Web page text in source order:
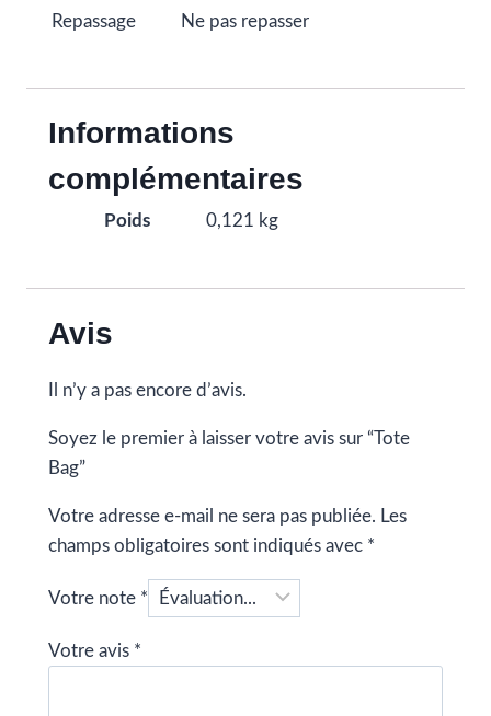
Repassage Ne pas repasser
Informations
complémentaires
Poids 0,121 kg
Avis
Il n’y a pas encore d’avis.
Soyez le premier à laisser votre avis sur “Tote
Bag”
Votre adresse e-mail ne sera pas publiée. Les
champs obligatoires sont indiqués avec *
Votre note *
Votre avis *